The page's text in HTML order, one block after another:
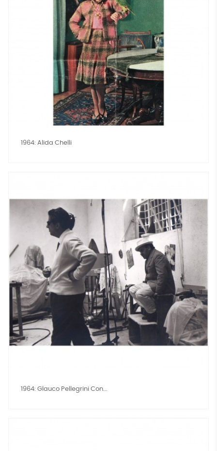
1964: Alida Chelli
1964: Glauco Pellegrini Con...